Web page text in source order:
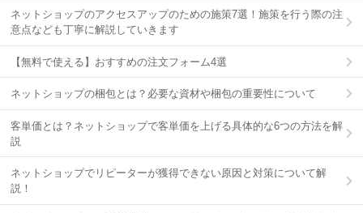
ネットショップのアクセスアップのための施策7選！施策を行う際の注
意点なども丁寧に解説していきます
【無料で使える】おすすめの注文フォーム4選
ネットショップの梱包とは？必要な資材や梱包の重要性について
客単価とは？ネットショップで客単価を上げる具体的な6つの方法を解
説
ネットショップでリピーターが獲得できない原因と対策について解
説！